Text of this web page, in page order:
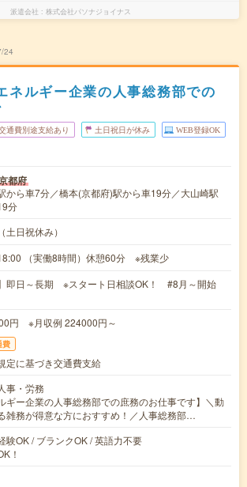
派遣会社 株式会社パソナジョイナス
24
ネルギー企業の人事総務部での
通費別途支給あり 土日祝日が休み WEB登録OK
都府
から車7分／橋本(京都府)駅から車19分／大山崎駅
分
土日祝休み）
（実働8時間）休憩60分 ※残業少
】即日～長期 ※スタート日相談OK！ #8月～開始
円 ※月収例 224000円～
費
定に基づき交通費支給
事・労務
ギー企業の人事総務部での庶務のお仕事です】＼動
雑務が得意な方におすすめ！／人事総務部…
験OK / ブランクOK / 英語力不要
！